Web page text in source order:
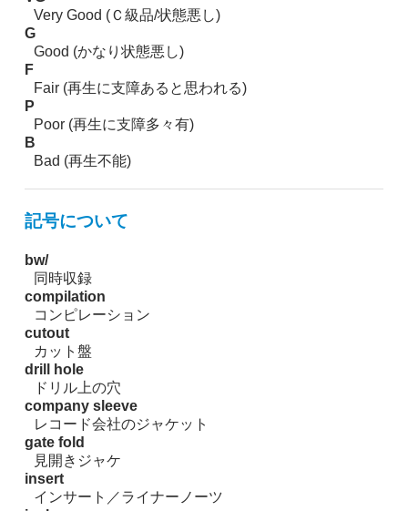
Very Good (Ｃ級品/状態悪し)
G
Good (かなり状態悪し)
F
Fair (再生に支障あると思われる)
P
Poor (再生に支障多々有)
B
Bad (再生不能)
記号について
bw/
同時収録
compilation
コンピレーション
cutout
カット盤
drill hole
ドリル上の穴
company sleeve
レコード会社のジャケット
gate fold
見開きジャケ
insert
インサート／ライナーノーツ